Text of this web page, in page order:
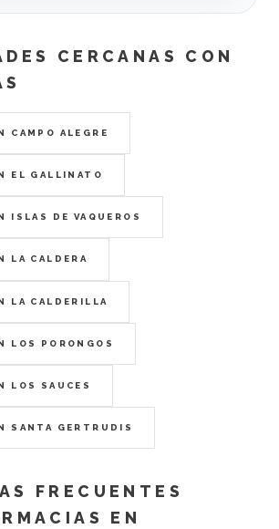
CERCANAS CON
CAMPO ALEGRE
EL GALLINATO
ISLAS DE VAQUEROS
LA CALDERA
LA CALDERILLA
LOS PORONGOS
LOS SAUCES
SANTA GERTRUDIS
FRECUENTES
EN